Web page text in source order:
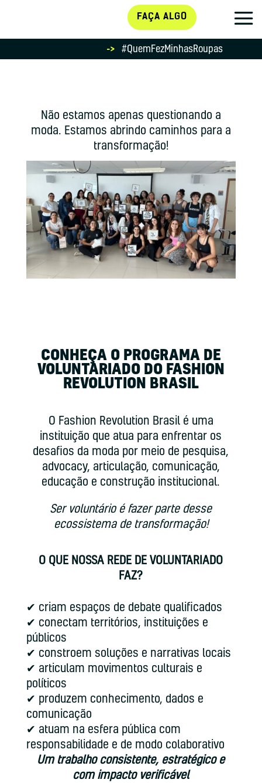
FAÇA ALGO
-> #QuemFezMinhasRoupas
Não estamos apenas questionando a
moda. Estamos abrindo caminhos para a
transformação!
CONHEÇA O PROGRAMA DE
VOLUNTARIADO DO FASHION
REVOLUTION BRASIL
O Fashion Revolution Brasil é uma
instituição que atua para enfrentar os
desafios da moda por meio de pesquisa,
advocacy, articulação, comunicação,
educação e construção institucional.
Ser voluntário é fazer parte desse
ecossistema de transformação!
O QUE NOSSA REDE DE VOLUNTARIADO
FAZ?
✔ criam espaços de debate qualificados
✔ conectam territórios, instituições e
públicos
✔ constroem soluções e narrativas locais
✔ articulam movimentos culturais e
políticos
✔ produzem conhecimento, dados e
comunicação
✔ atuam na esfera pública com
responsabilidade e de modo colaborativo
Um trabalho consistente, estratégico e
com impacto verificável